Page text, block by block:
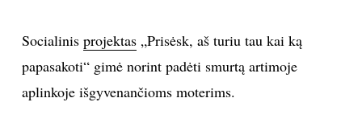
FOTOGRAFIJA
Socialinis projektas„Prisėsk, aš turiu tau kai ką
papasakoti“ gimė norint padėti smurtą artimoje
aplinkoje išgyvenančioms moterims.